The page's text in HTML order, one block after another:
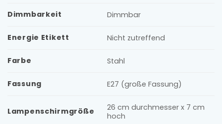
Dimmbarkeit Dimmbar
Energie Etikett Nicht zutreffend
Farbe Stahl
Fassung E27 (große Fassung)
Lampenschirmgröße
26 cm durchmesser x 7 cm
hoch